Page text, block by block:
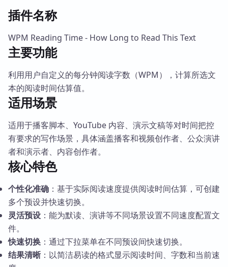
插件名称
WPM Reading Time - How Long to Read This Text
主要功能
利用用户自定义的每分钟阅读字数（WPM），计算所选文
本的阅读时间估算值。
适用场景
适用于播客脚本、YouTube 内容、演示文稿等对时间把控
有要求的写作场景，具体涵盖播客和视频创作者、公众演讲
者和演示者、内容创作者。
核心特色
个性化准确 ：基于实际阅读速度提供阅读时间估算，可创建
多个预设并快速切换。
灵活预设 ：能为默读、演讲等不同场景设置不同速度配置文
件。
快速切换 ：通过下拉菜单在不同预设间快速切换。
结果清晰：以简洁易读的格式显示阅读时间、字数和当前速